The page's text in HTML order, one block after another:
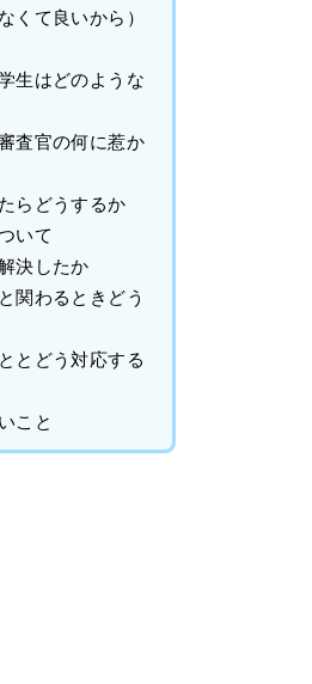
くて良いから）
生はどのような
査官の何に惹か
らどうするか
いて
決したか
関わるときどう
とどう対応する
こと